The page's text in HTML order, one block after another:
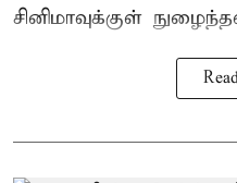
சினிமாவுக்குள்